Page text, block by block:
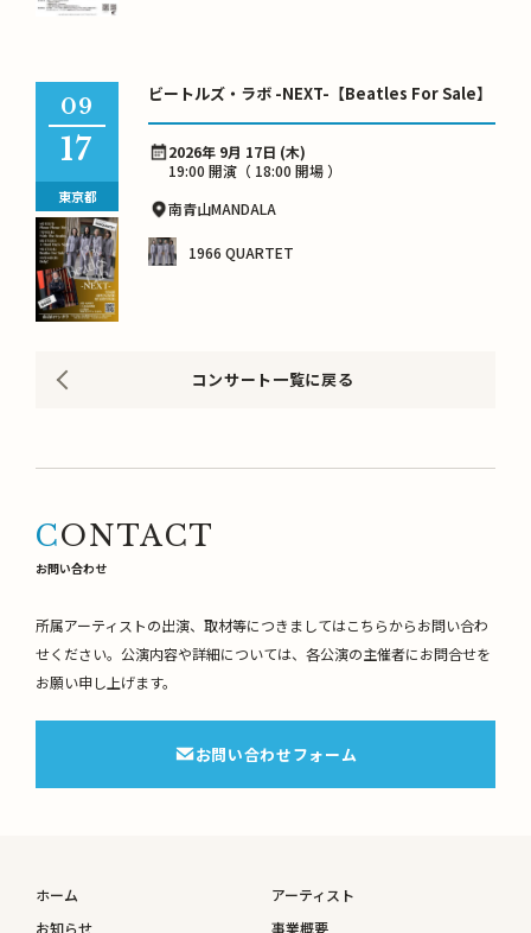
ビートルズ・ラボ -NEXT-【Beatles For Sale】
2026年 9月 17日 (木)
19:00 開演（ 18:00 開場 ）
南青山MANDALA
1966 QUARTET
09
17
東京都
コンサート一覧に戻る
CONTACT
お問い合わせ
所属アーティストの出演、取材等につきましてはこちらからお問い合わ
せください。 公演内容や詳細については、各公演の主催者にお問合せを
お願い申し上げます。
お問い合わせフォーム
ホーム
お知らせ
アーティスト
事業概要